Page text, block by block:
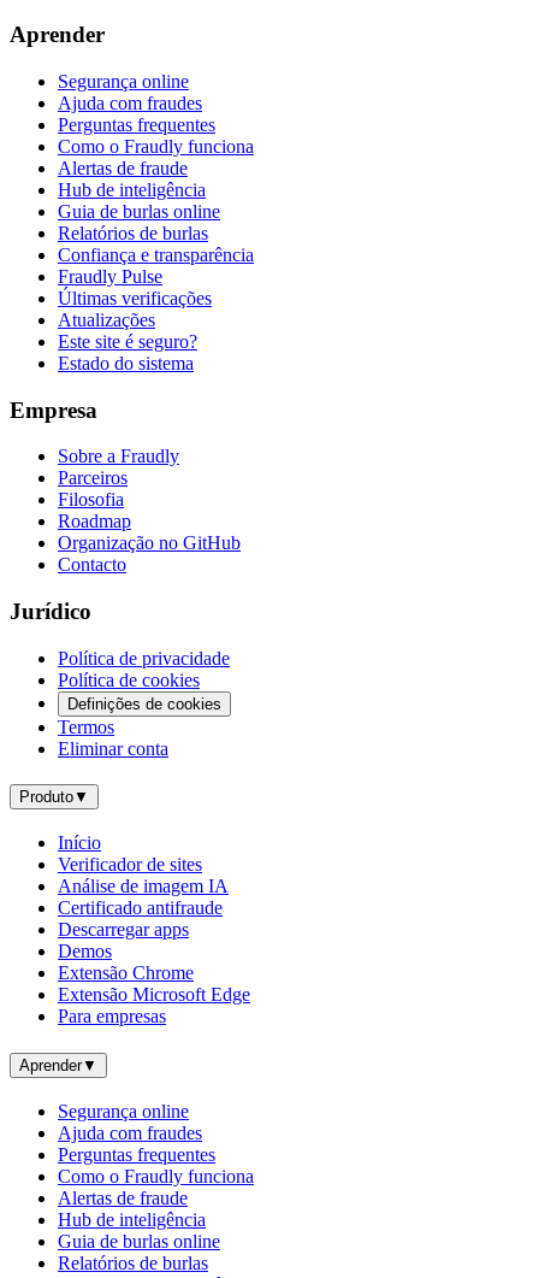
Aprender
Segurança online
Ajuda com fraudes
Perguntas frequentes
Como o Fraudly funciona
Alertas de fraude
Hub de inteligência
Guia de burlas online
Relatórios de burlas
Confiança e transparência
Fraudly Pulse
Últimas verificações
Atualizações
Este site é seguro?
Estado do sistema
Empresa
Sobre a Fraudly
Parceiros
Filosofia
Roadmap
Organização no GitHub
Contacto
Jurídico
Política de privacidade
Política de cookies
Definições de cookies
Termos
Eliminar conta
Produto▼
Início
Verificador de sites
Análise de imagem IA
Certificado antifraude
Descarregar apps
Demos
Extensão Chrome
Extensão Microsoft Edge
Para empresas
Aprender▼
Segurança online
Ajuda com fraudes
Perguntas frequentes
Como o Fraudly funciona
Alertas de fraude
Hub de inteligência
Guia de burlas online
Relatórios de burlas